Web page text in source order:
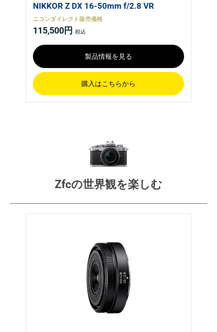
NIKKOR Z DX 16-50mm f/2.8 VR
ニコンダイレクト販売価格
115,500円
製品情報を見る
購入はこちらから
Zfcの世界観を楽しむ